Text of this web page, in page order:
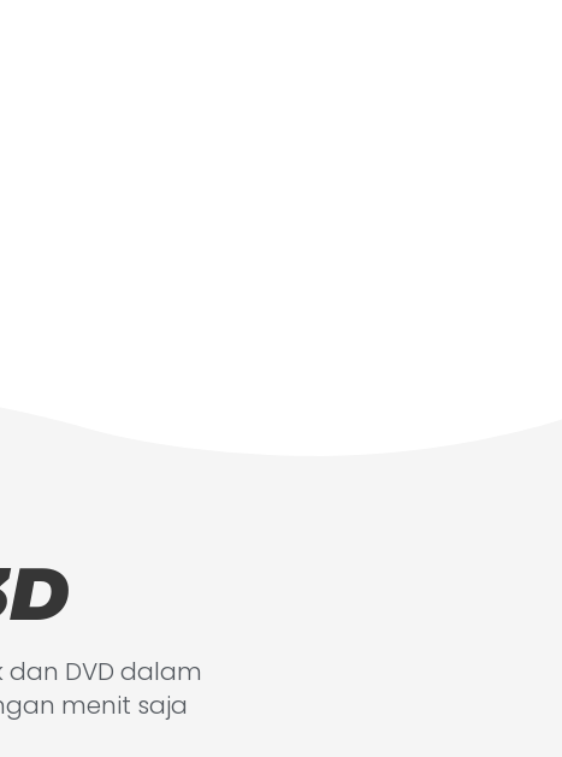
DVD dalam
menit saja